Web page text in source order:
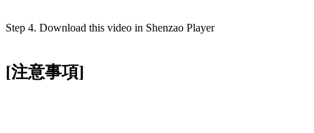
Step 4. Download this video in Shenzao Player
[注意事項]